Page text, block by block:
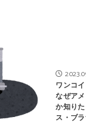
ワンコ
なぜア
か知り
ス・ブ